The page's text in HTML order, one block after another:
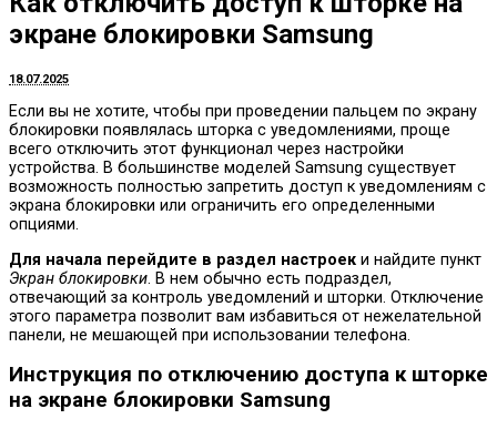
экране блокировки Samsung
18.07.2025
Если вы не хотите, чтобы при проведении пальцем по экрану
блокировки появлялась шторка с уведомлениями, проще
всего отключить этот функционал через настройки
устройства. В большинстве моделей Samsung существует
возможность полностью запретить доступ к уведомлениям с
экрана блокировки или ограничить его определенными
опциями.
Для начала перейдите в раздел настроек и найдите пункт
Экран блокировки. В нем обычно есть подраздел,
отвечающий за контроль уведомлений и шторки. Отключение
этого параметра позволит вам избавиться от нежелательной
панели, не мешающей при использовании телефона.
Инструкция по отключению доступа к шторке
на экране блокировки Samsung